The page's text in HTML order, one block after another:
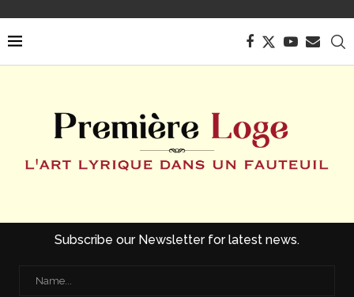
Subscribe our Newsletter for latest news.